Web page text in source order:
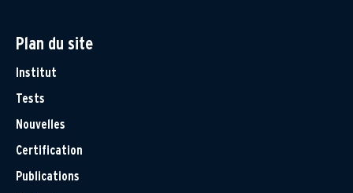
Plan du site
Institut
Tests
Nouvelles
Certification
Publications